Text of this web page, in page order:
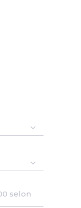
selon